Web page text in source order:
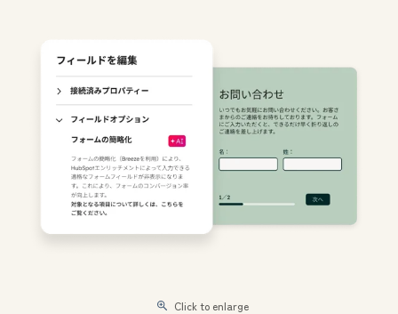
Click to enlarge